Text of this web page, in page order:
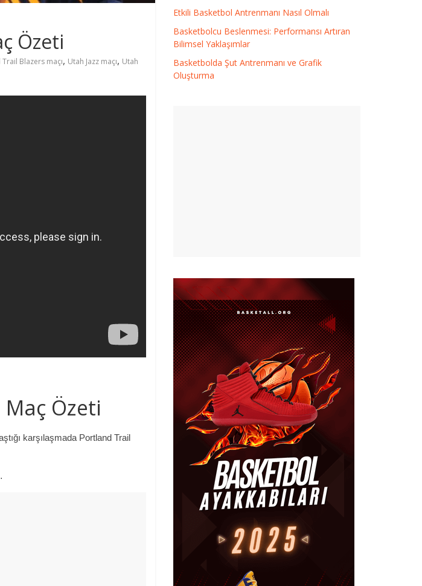
Özeti
Blazers maçı, Utah Jazz maçı, Utah
Özeti
karşılaşmada Portland Trail
Etkili Basketbol Antrenmanı Nasıl Olmalı
Basketbolcu Beslenmesi: Performansı Artıran
Bilimsel Yaklaşımlar
Basketbolda Şut Antrenmanı ve Grafik
Oluşturma